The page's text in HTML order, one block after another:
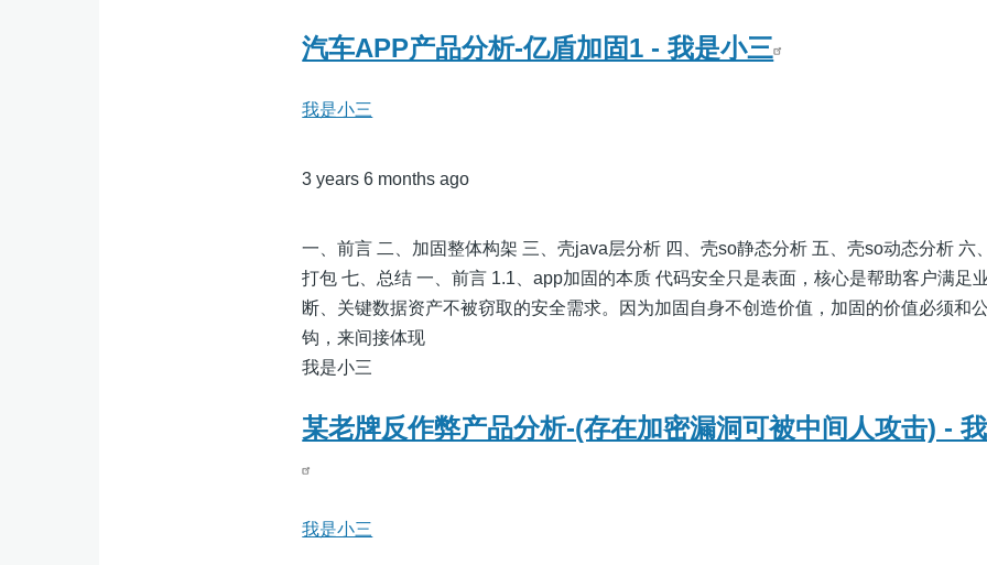
汽车APP产品分析-亿盾加固1 - 我是小三
我是小三
3 years 6 months ago
一、前言 二、加固整体构架 三、壳java层分析 四、壳so静态分析 五、壳so动态分析 六
打包 七、总结 一、前言 1.1、app加固的本质 代码安全只是表面，核心是帮助客户满足
断、关键数据资产不被窃取的安全需求。因为加固自身不创造价值，加固的价值必须和
钩，来间接体现
我是小三
某老牌反作弊产品分析-(存在加密漏洞可被中间人攻击) -
我是小三